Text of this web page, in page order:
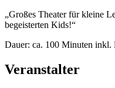
„Großes Theater für kleine
begeisterten Kids!“
Dauer: ca. 100 Minuten inkl.
Veranstalter